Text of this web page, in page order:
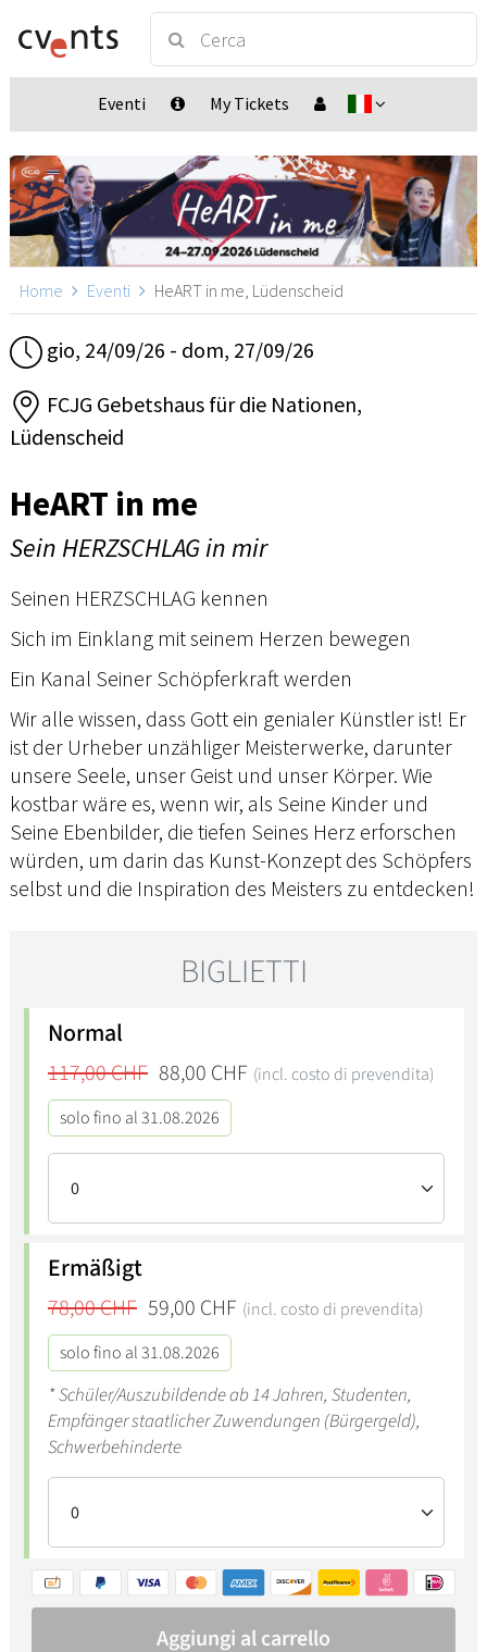
Eventi My Tickets
Home Eventi HeART in me, Lüdenscheid
gio, 24/09/26 - dom, 27/09/26
FCJG Gebetshaus für die Nationen,
Lüdenscheid
HeART in me
Sein HERZSCHLAG in mir
Seinen HERZSCHLAG kennen
Sich im Einklang mit seinem Herzen bewegen
Ein Kanal Seiner Schöpferkraft werden
Wir alle wissen, dass Gott ein genialer Künstler ist! Er
ist der Urheber unzähliger Meisterwerke, darunter
unsere Seele, unser Geist und unser Körper. Wie
kostbar wäre es, wenn wir, als Seine Kinder und
Seine Ebenbilder, die tiefen Seines Herz erforschen
würden, um darin das Kunst-Konzept des Schöpfers
selbst und die Inspiration des Meisters zu entdecken!